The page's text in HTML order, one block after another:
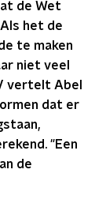
de Wet
het de
te maken
niet veel
vertelt Abel
dat er
"Een
de